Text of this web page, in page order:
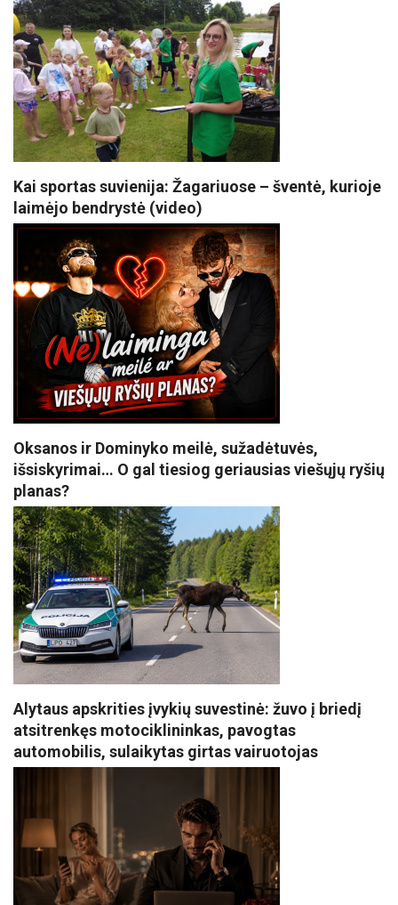
Kai sportas suvienija: Žagariuose – šventė, kurioje
laimėjo bendrystė (video)
Oksanos ir Dominyko meilė, sužadėtuvės,
išsiskyrimai… O gal tiesiog geriausias viešųjų ryšių
planas?
Alytaus apskrities įvykių suvestinė: žuvo į briedį
atsitrenkęs motociklininkas, pavogtas
automobilis, sulaikytas girtas vairuotojas